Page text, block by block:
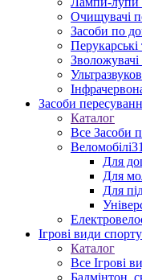
Очищувачі
Засоби по
Перукарські
Зволожувачі
Засоби
Каталог
Все Засоби
Веломобілі
Для
Для
Для
Ігрові види спорту
Каталог
Все Ігрові
Бадмінтон,